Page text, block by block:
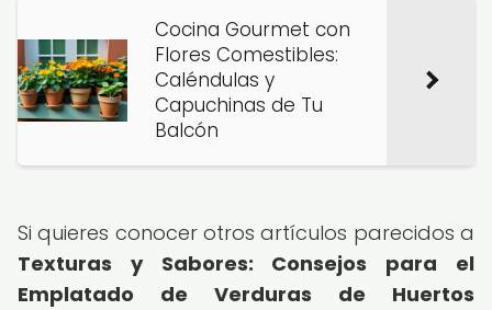
Cocina Gourmet con
Flores Comestibles:
Caléndulas y
Capuchinas de Tu
Balcón
Si quieres conocer otros artículos parecidos a
Texturas y Sabores: Consejos para el
Emplatado de Verduras de Huertos